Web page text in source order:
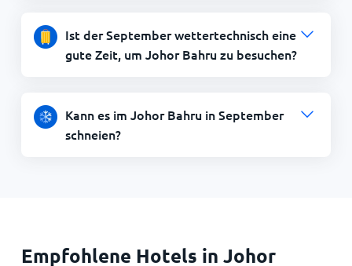
Ist der September wettertechnisch eine
gute Zeit, um Johor Bahru zu besuchen?
Kann es im Johor Bahru in September
schneien?
Empfohlene Hotels in Johor